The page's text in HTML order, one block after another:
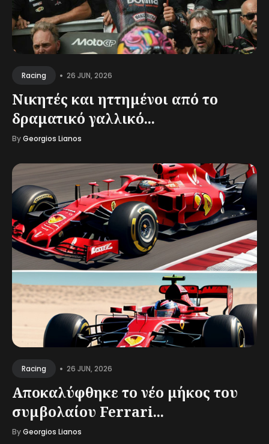
Racing • 26 JUN, 2026
Νικητές και ηττημένοι από το
δραματικό γαλλικό...
ByGeorgios Lianos
Racing • 26 JUN, 2026
Αποκαλύφθηκε το νέο μήκος του
συμβολαίου Ferrari...
ByGeorgios Lianos